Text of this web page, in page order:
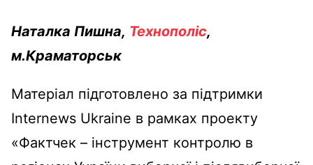
Наталка Пишна, Технополіс,
м.Краматорськ
Матеріал підготовлено за підтримки
Internews Ukraine в рамках проекту
«Фактчек – інструмент контролю в